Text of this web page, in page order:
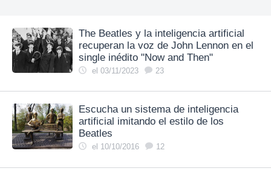
The Beatles y la inteligencia artificial
recuperan la voz de John Lennon en el
single inédito "Now and Then"
el 03/11/2023 23
Escucha un sistema de inteligencia
artificial imitando el estilo de los
Beatles
el 10/10/2016 12